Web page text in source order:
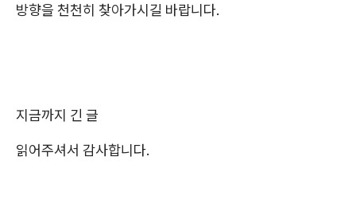
방향을 천천히 찾아가시길 바랍니다.
지금까지 긴 글
읽어주셔서 감사합니다.